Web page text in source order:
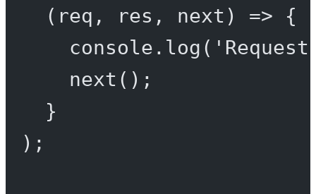
( req , res , next ) => {
console. log (
next ();
}
);